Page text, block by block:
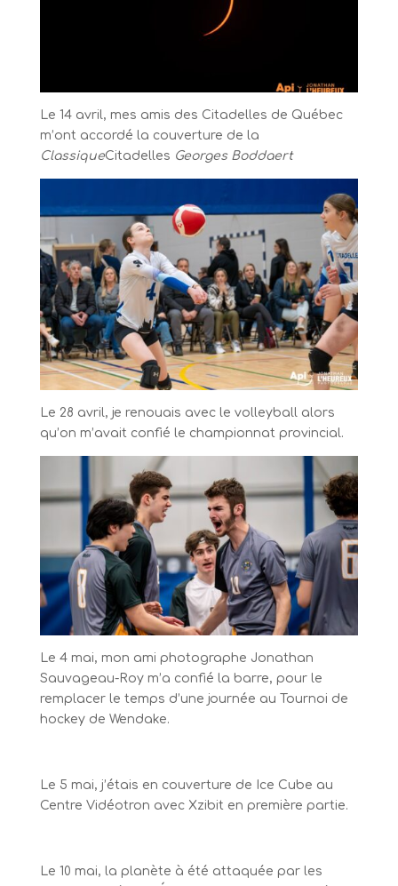
Le 14 avril, mes amis des Citadelles de Québec
m’ont accordé la couverture de la
ClassiqueCitadelles Georges Boddaert
Le 28 avril, je renouais avec le volleyball alors
qu’on m’avait confié le championnat provincial.
Le 4 mai, mon ami photographe Jonathan
Sauvageau-Roy m’a confié la barre, pour le
remplacer le temps d’une journée au Tournoi de
hockey de Wendake.
Le 5 mai, j’étais en couverture de Ice Cube au
Centre Vidéotron avec Xzibit en première partie.
Le 10 mai, la planète à été attaquée par les